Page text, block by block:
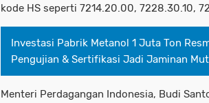
kode HS seperti 7214.20.00, 7228.30.10,
Investasi Pabrik Metanol 1 Juta Ton
Pengujian & Sertifikasi Jadi Jaminan
Menteri Perdagangan Indonesia, Budi